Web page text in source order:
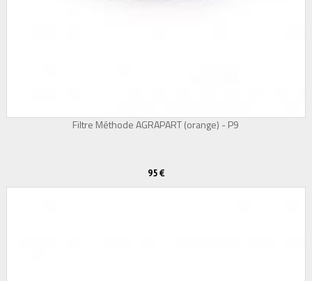
Filtre Méthode AGRAPART (orange) - P9
95 €